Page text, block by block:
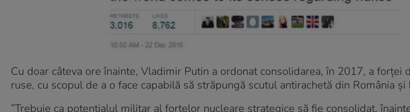
Cu doar câteva ore înainte, Vladimir Putin a ordonat consolidarea, în 2017, a forţei
ruse, cu scopul de a o face capabilă să străpungă scutul antirachetă din România şi
”Trebuie ca potenţialul militar al forţelor nucleare strategice să fie consolidat,